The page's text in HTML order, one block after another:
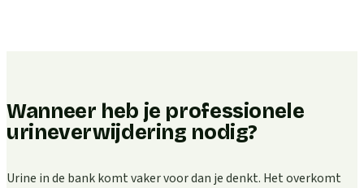
Wanneer heb je professionele
urineverwijdering nodig?
Urine in de bank komt vaker voor dan je denkt. Het overkomt